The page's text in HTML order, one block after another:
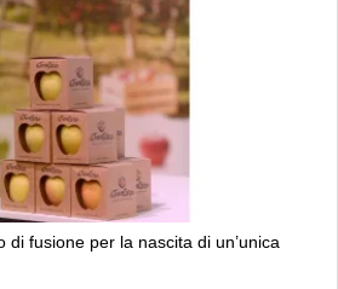
di fusione per la nascita di un’unica